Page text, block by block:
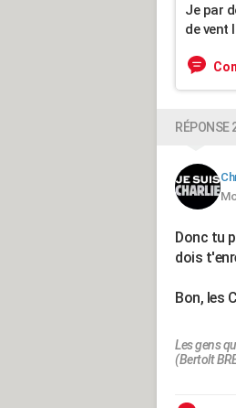
Je par
de vent
RÉPONSE
Donc tu
dois
Bon, les
Les gens
(Bertolt